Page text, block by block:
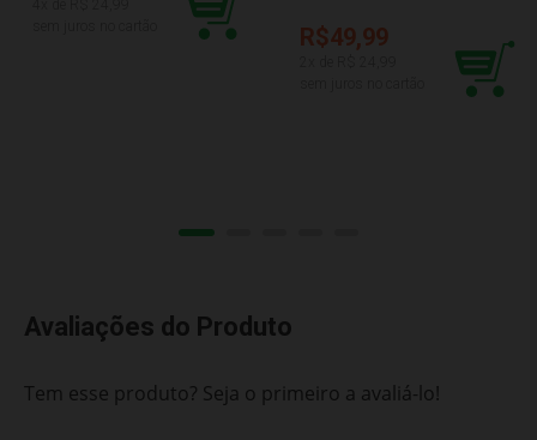
R$49,99
Avaliações do Produto
Tem esse produto? Seja o primeiro a avaliá-lo!